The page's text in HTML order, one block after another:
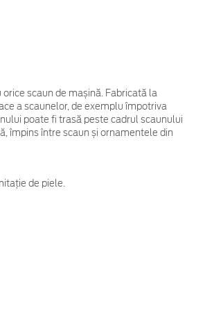
scaun de mașină. Fabricată la
a scaunelor, de exemplu împotriva
poate fi trasă peste cadrul scaunului
împins între scaun și ornamentele din
de piele.